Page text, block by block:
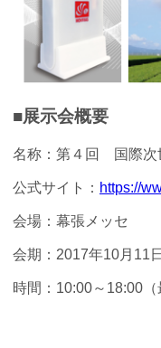
■展示会概要
名称：第４回 国際次
公式サイト： https://
会場：幕張メッセ
会期：2017年10月11
時間：10:00～18:00（